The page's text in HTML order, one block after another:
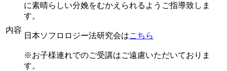
内容
に素晴らしい分娩をむかえられるようご指導致しま
す。
日本ソフロロジー法研究会はこちら
※お子様連れでのご受講はご遠慮いただいておりま
す。